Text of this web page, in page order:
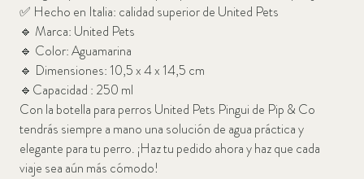
✅ Hecho en Italia: calidad superior de United Pets
🔹 Marca: United Pets
🔹 Color: Aguamarina
🔹 Dimensiones: 10,5 x 4 x 14,5 cm
🔹Capacidad : 250 ml
Con la botella para perros United Pets Pingui de Pip & Co
tendrás siempre a mano una solución de agua práctica y
elegante para tu perro. ¡Haz tu pedido ahora y haz que cada
viaje sea aún más cómodo!